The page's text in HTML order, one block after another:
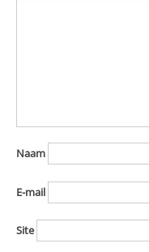
Naam
E-mail
Site